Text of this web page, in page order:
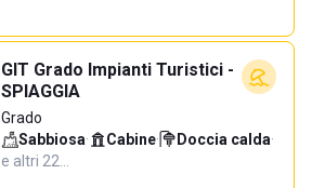
GIT Grado Impianti Turistici -
SPIAGGIA
Grado
Sabbiosa· Cabine· Doccia calda·
e altri 22…